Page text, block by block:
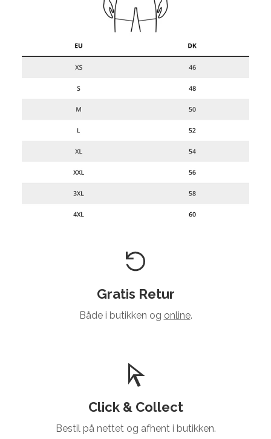
Gratis Retur
Både i butikken og online.
Click & Collect
Bestil på nettet og afhent i butikken.